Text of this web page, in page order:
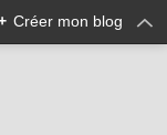
Créer mon blog